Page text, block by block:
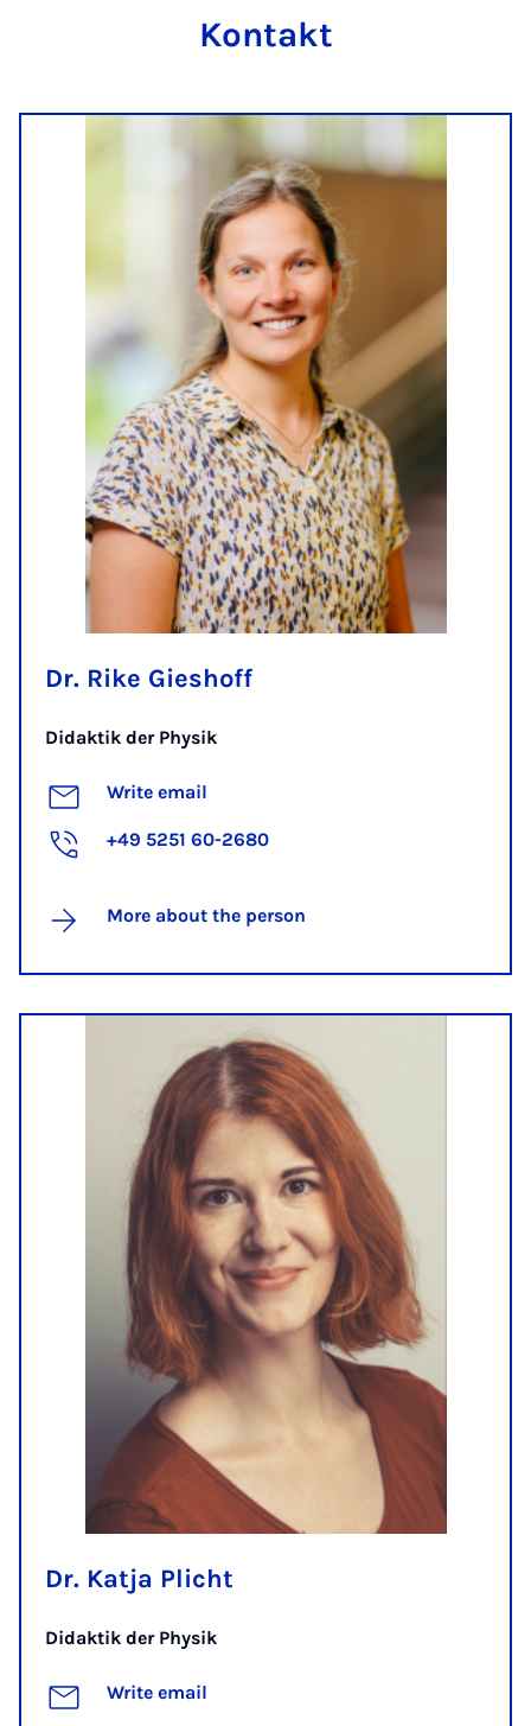
Kon­takt
Dr. Rike Gieshoff
Didaktik der Physik
Write email
+49 5251 60-2680
More about the person
Dr. Katja Plicht
Didaktik der Physik
Write email